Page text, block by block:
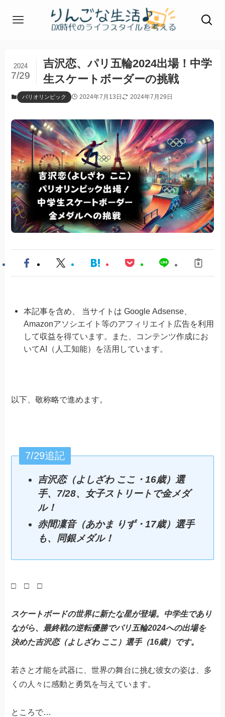
吉沢恋、パリ五輪2024出場！中学
生スケートボーダーの挑戦
2024
7/29
パリオリンピック 2024年7月13日 2024年7月29日
本記事を含め、 当サイトは Google Adsense、
Amazonアソシエイト等のアフィリエイト広告を利用
して収益を得ています。また、コンテンツ作成にお
いてAI（人工知能）を活用しています。
以下、敬称略で進めます。
7/29追記
吉沢恋（よしざわ ここ・16歳）選
手、7/28、女子ストリートで金メダ
ル！
赤間凜音（あかま りず・17歳）選手
も、同銀メダル！
□ □ □
スケートボードの世界に新たな星が登場。中学生であり
ながら、最終戦の逆転優勝でパリ五輪2024への出場を
決めた吉沢恋（よしざわ ここ）選手（16歳）です。
若さと才能を武器に、世界の舞台に挑む彼女の姿は、多
くの人々に感動と勇気を与えています。
ところで…